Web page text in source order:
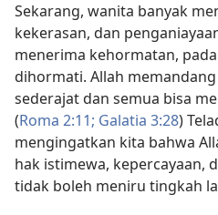
Sekarang, wanita banyak
kekerasan, dan
menerima kehormatan,
dihormati. Allah
sederajat dan semua bisa
(Roma 2:11; Galatia 3:28)
mengingatkan kita bahwa
hak istimewa, kepercayaan,
tidak boleh meniru tingkah